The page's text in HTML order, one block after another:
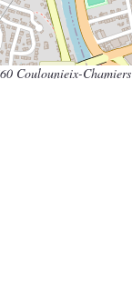
Coulounieix-Chamiers